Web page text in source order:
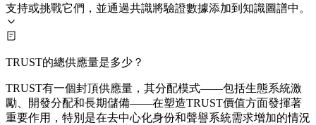
支持或挑戰它們，並通過共識將驗證數據添加到知識圖譜中。
TRUST的總供應量是多少？
TRUST有一個封頂供應量，其分配模式——包括生態系統激
勵、開發分配和長期儲備——在塑造TRUST價值方面發揮著
重要作用，特別是在去中心化身份和聲譽系統需求增加的情況